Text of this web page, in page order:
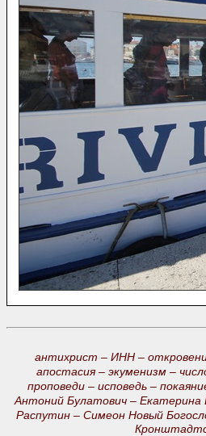
антихрист – ИНН –
апостасия – экуменизм –
проповеди – исповедь –
Антоний Булатович – Екатерина
Распутин – Симеон Новый